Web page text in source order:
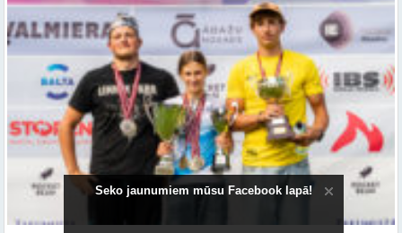
Seko jaunumiem mūsu Facebook lapā!